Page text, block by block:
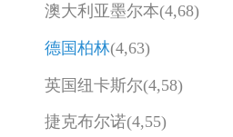
澳大利亚墨尔本(4,68)
德国柏林(4,63)
英国纽卡斯尔(4,58)
捷克布尔诺(4,55)